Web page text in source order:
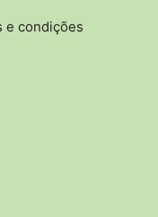
e condições